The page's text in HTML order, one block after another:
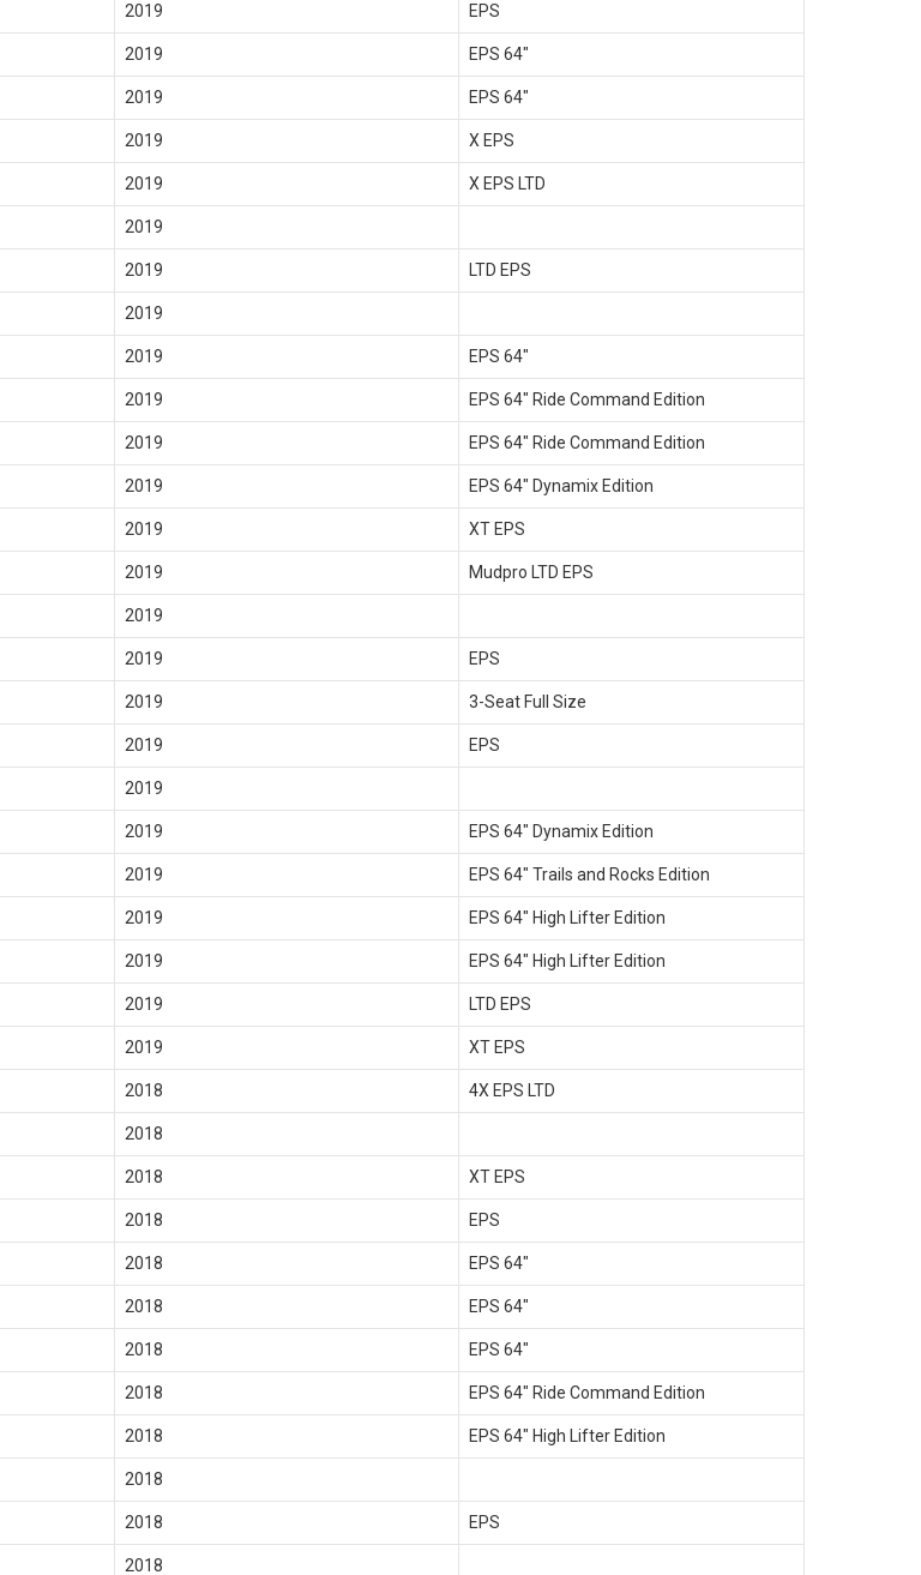
2019 EPS
2019 EPS 64"
2019 EPS 64"
2019 X EPS
2019 X EPS LTD
2019
2019 LTD EPS
2019
2019 EPS 64"
2019 EPS 64" Ride Command Edition
2019 EPS 64" Ride Command Edition
2019 EPS 64" Dynamix Edition
2019 XT EPS
2019 Mudpro LTD EPS
2019
2019 EPS
2019 3-Seat Full Size
2019 EPS
2019
2019 EPS 64" Dynamix Edition
2019 EPS 64" Trails and Rocks Edition
2019 EPS 64" High Lifter Edition
2019 EPS 64" High Lifter Edition
2019 LTD EPS
2019 XT EPS
2018 4X EPS LTD
2018
2018 XT EPS
2018 EPS
2018 EPS 64"
2018 EPS 64"
2018 EPS 64"
2018 EPS 64" Ride Command Edition
2018 EPS 64" High Lifter Edition
2018
2018 EPS
2018